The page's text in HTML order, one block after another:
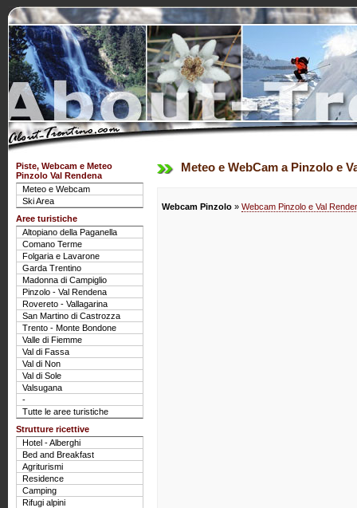
Meteo e WebCam a Pinzolo e
Webcam Pinzolo » Webcam Pinzolo e Val
Piste, Webcam e Meteo
Pinzolo Val Rendena
Meteo e Webcam
Ski Area
Aree turistiche
Altopiano della Paganella
Comano Terme
Folgaria e Lavarone
Garda Trentino
Madonna di Campiglio
Pinzolo - Val Rendena
Rovereto - Vallagarina
San Martino di Castrozza
Trento - Monte Bondone
Valle di Fiemme
Val di Fassa
Val di Non
Val di Sole
Valsugana
-
Tutte le aree turistiche
Strutture ricettive
Hotel - Alberghi
Bed and Breakfast
Agriturismi
Residence
Camping
Rifugi alpini